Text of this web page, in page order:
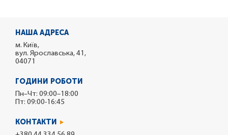
НАША АДРЕСА
м. Київ,
вул. Ярославська, 41,
04071
ГОДИНИ РОБОТИ
Пн–Чт: 09:00–18:00
Пт: 09:00-16:45
КОНТАКТИ